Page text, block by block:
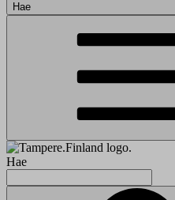
Hae
Hae